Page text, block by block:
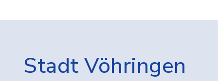
Stadt Vöhringen